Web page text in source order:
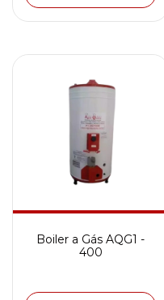
Boiler a Gás AQG1 -
400